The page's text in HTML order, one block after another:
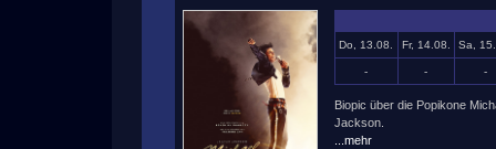
Do, 13.08. Fr, 14.08. Sa,
- - -
Biopic über die Popikone
Jackson.
...mehr